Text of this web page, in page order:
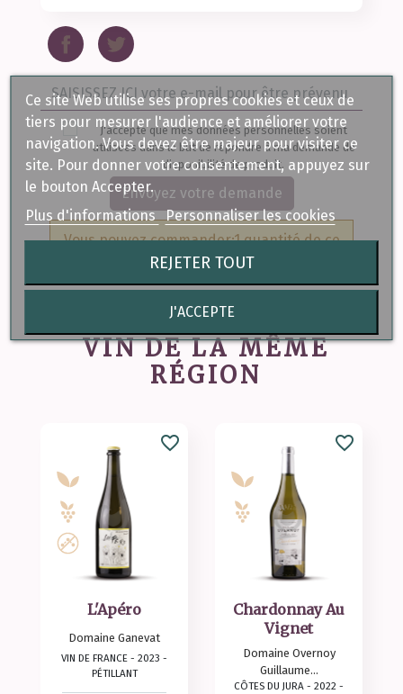
J'accepte que mes données personnelles soient
utilisées dans le but de répondre à ma demande de
disponibilité de produit.
Envoyez votre demande
Vous pouvez commander:1 quantité de ce
produit
VIN DE LA MÊME
RÉGION
L'Apéro
Domaine Ganevat
VIN DE FRANCE - 2023 -
PÉTILLANT
favorite_border
Chardonnay Au
Vignet
Domaine Overnoy
Guillaume...
CÔTES DU JURA - 2022 -
favorite_border
Ce site Web utilise ses propres cookies et ceux de
tiers pour mesurer l'audience et améliorer votre
navigation. Vous devez être majeur pour visiter ce
site. Pour donner votre consentement, appuyez sur
le bouton Accepter.
Plus d'informations Personnaliser les cookies
REJETER TOUT
J'ACCEPTE